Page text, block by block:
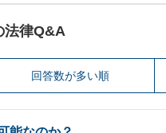
法律Q&A
回答数が多い順